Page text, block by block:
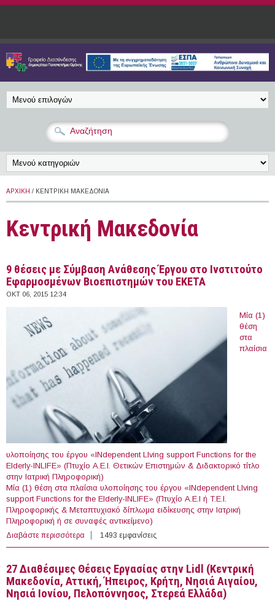
Παράκαμψη προς το κυρίως περιεχόμενο
ΑΡΧΙΚΉ / ΚΕΝΤΡΙΚΉ ΜΑΚΕΔΟΝΊΑ
Κεντρική Μακεδονία
9 θέσεις με Σύμβαση Ανάθεσης Έργου στο Ινστιτούτο
Εφαρμοσμένων Βιοεπιστημών του ΕΚΕΤΑ
ΟΚΤ 06, 2015 12:34
Μία (1)
θέση
στα
πλαίσια
υλοποίησης του έργου «INdependent LIving support Functions for the
Elderly-INLIFE» (Πτυχίο Α.Ε.Ι. Θετικών Επιστημών & Διδακτορικό τίτλο
στην Ιατρική Πληροφορική)
Μία (1) θέση στα πλαίσια υλοποίησης του έργου «INdependent LIving
support Functions for the Elderly-INLIFE» (Πτυχίο Α.Ε.Ι ή T.Ε.Ι.
Πληροφορικής & Mεταπτυχιακό δίπλωμα ειδίκευσης στην Ιατρική
Πληροφορική ή σε συναφές αντικείμενο)
Διαβάστε περισσότερα για 9 θέσεις με Σύμβαση Ανάθεσης Έργου στο
Ινστιτούτο Εφαρμοσμένων Βιοεπιστημών του ΕΚΕΤΑ
1493 εμφανίσεις
27 Διαθέσιμες Θέσεις Εργασίας στην Lidl (Κεντρική
Μακεδονία, Αττική, Ήπειρος, Κρήτη, Νησιά Αιγαίου,
Νησιά Ιονίου, Πελοπόννησος, Στερεά Ελλάδα)